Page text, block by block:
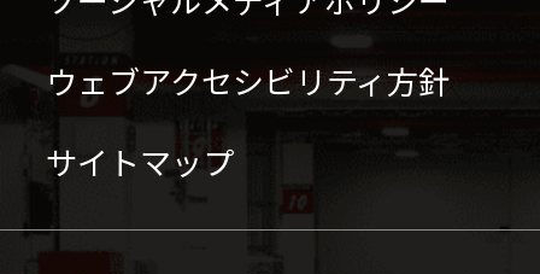
ウェブアクセシビリティ方針
サイトマップ